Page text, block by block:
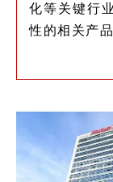
化等关键行
性的相关产品